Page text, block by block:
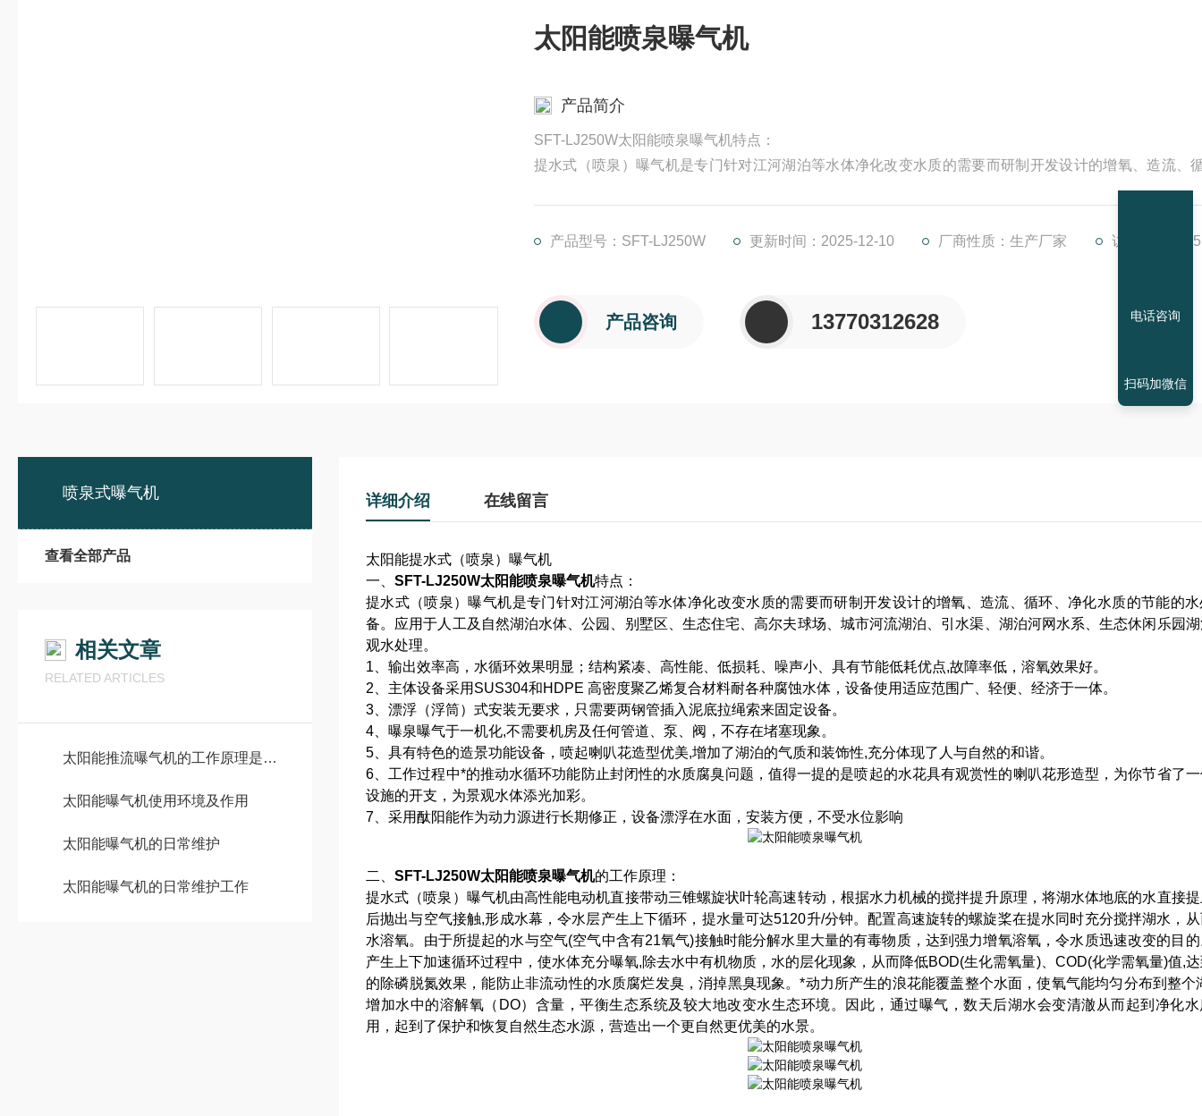
太阳能喷泉曝气机
产品简介
SFT-LJ250W太阳能喷泉曝气机特点：
提水式（喷泉）曝气机是专门针对江河湖泊等水体净化改变水质的需要而研制开发设计的增氧、造流、
净化水质的节能的水处理设备。应用于人工及自然湖泊水体、公园、别墅区、生态住宅、高尔夫球场、
产品型号：SFT-LJ250W
更新时间：2025-12-10 厂商性质：生产厂家 访问量：7835
产品咨询 13770312628
喷泉式曝气机
查看全部产品
相关文章
RELATED ARTICLES
太阳能推流曝气机的工作原理是什么？
太阳能曝气机使用环境及作用
太阳能曝气机的日常维护
太阳能曝气机的日常维护工作
详细介绍 在线留言
太阳能提水式（喷泉）曝气机
一、 SFT-LJ250W太阳能喷泉曝气机特点：
提水式（喷泉）曝气机是专门针对江河湖泊等水体净化改变水质的需要而研制开发设计的增氧、造流、循环、净化水质的节能的
备。应用于人工及自然湖泊水体、公园、别墅区、生态住宅、高尔夫球场、城市河流湖泊、引水渠、湖泊河网水系、生态休闲乐园
观水处理。
1、输出效率高，水循环效果明显；结构紧凑、高性能、低损耗、噪声小、具有节能低耗优点,故障率低，溶氧效果好。
2、主体设备采用SUS304和HDPE 高密度聚乙烯复合材料耐各种腐蚀水体，设备使用适应范围广、轻便、经济于一体。
3、漂浮（浮筒）式安装无要求，只需要两钢管插入泥底拉绳索来固定设备。
4、曝泉曝气于一机化,不需要机房及任何管道、泵、阀，不存在堵塞现象。
5、具有特色的造景功能设备，喷起喇叭花造型优美,增加了湖泊的气质和装饰性,充分体现了人与自然的和谐。
6、工作过程中*的推动水循环功能防止封闭性的水质腐臭问题，值得一提的是喷起的水花具有观赏性的喇叭花形造型，为你节省了
设施的开支，为景观水体添光加彩。
7、采用酞阳能作为动力源进行长期修正，设备漂浮在水面，安装方便，不受水位影响
二、 SFT-LJ250W太阳能喷泉曝气机的工作原理：
提水式（喷泉）曝气机由高性能电动机直接带动三锥螺旋状叶轮高速转动，根据水力机械的搅拌提升原理，将湖水体地底的水直接
后抛出与空气接触,形成水幕，令水层产生上下循环，提水量可达5120升/分钟。配置高速旋转的螺旋桨在提水同时充分搅拌湖水，
水溶氧。由于所提起的水与空气(空气中含有21氧气)接触时能分解水里大量的有毒物质，达到强力增氧溶氧，令水质迅速改变的目
产生上下加速循环过程中，使水体充分曝氧,除去水中有机物质，水的层化现象，从而降低BOD(生化需氧量)、COD(化学需氧量)值,
的除磷脱氮效果，能防止非流动性的水质腐烂发臭，消掉黑臭现象。*动力所产生的浪花能覆盖整个水面，使氧气能均匀分布到整个
增加水中的溶解氧（DO）含量，平衡生态系统及较大地改变水生态环境。因此，通过曝气，数天后湖水会变清澈从而起到净化
用，起到了保护和恢复自然生态水源，营造出一个更自然更优美的水景。
电话咨询
扫码加微信